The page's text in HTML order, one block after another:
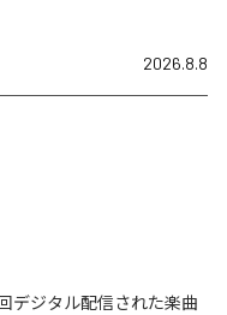
2026.8.8
デジタル配信された楽曲